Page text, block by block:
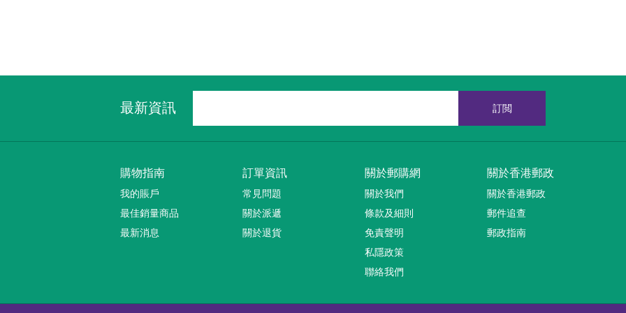
最新資訊 訂閲
購物指南
我的賬戶
最佳銷量商品
最新消息
訂單資訊
常見問題
關於派遞
關於退貨
關於郵購網
關於我們
條款及細則
免責聲明
私隱政策
聯絡我們
關於香港郵政
關於香港郵政
郵件追查
郵政指南